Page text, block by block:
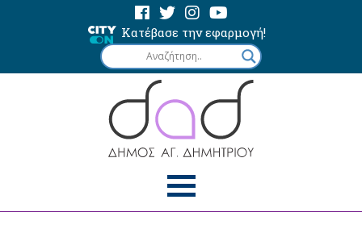
Κατέβασε την εφαρμογή!